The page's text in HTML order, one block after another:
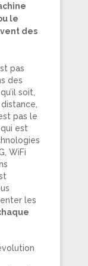
le
des
pas
des
soit,
pas le
est
WiFi
les